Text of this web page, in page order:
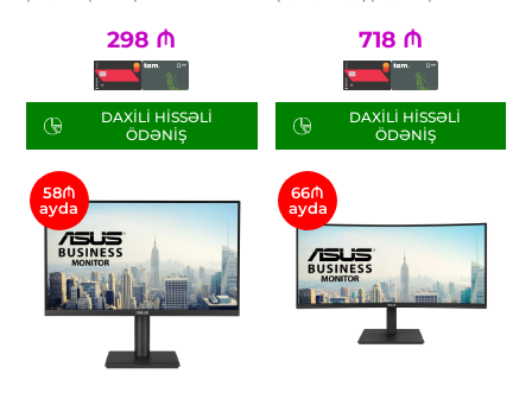
298 ₼
DAXILI HISSƏLI
ÖDƏNIŞ
718 ₼
DAXILI HISSƏLI
ÖDƏNIŞ
58₼
ayda
66₼
ayda